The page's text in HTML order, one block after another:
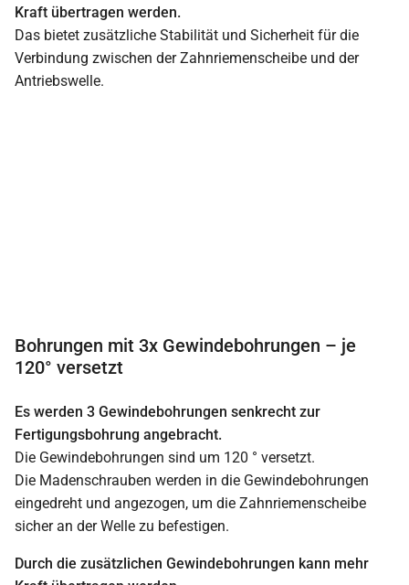
Kraft übertragen werden.
Das bietet zusätzliche Stabilität und Sicherheit für die
Verbindung zwischen der Zahnriemenscheibe und der
Antriebswelle.
Bohrungen mit 3x Gewindebohrungen – je
120° versetzt
Es werden 3 Gewindebohrungen senkrecht zur
Fertigungsbohrung angebracht.
Die Gewindebohrungen sind um 120 ° versetzt.
Die Madenschrauben werden in die Gewindebohrungen
eingedreht und angezogen, um die Zahnriemenscheibe
sicher an der Welle zu befestigen.
Durch die zusätzlichen Gewindebohrungen kann mehr